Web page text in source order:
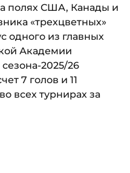
полях США, Канады и
«трехцветных»
одного из главных
Академии
2025/26
7 голов и 11
всех турнирах за